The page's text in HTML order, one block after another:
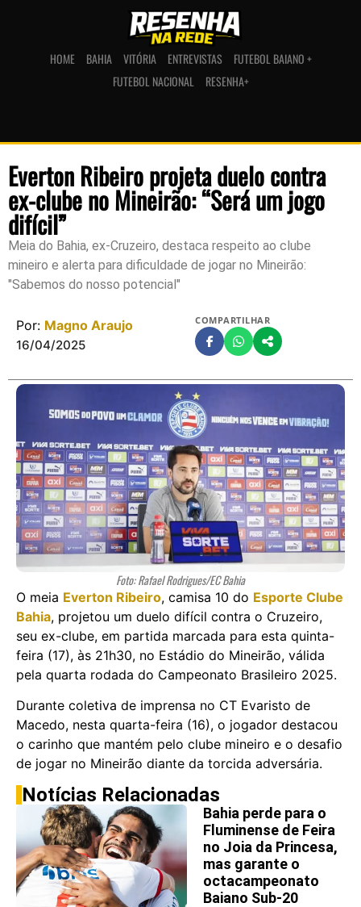
HOME BAHIA VITÓRIA ENTREVISTAS
FUTEBOL BAIANO +
FUTEBOL NACIONAL
RESENHA+
Everton Ribeiro projeta duelo contra
ex-clube no Mineirão: “Será um jogo
difícil”
Meia do Bahia, ex-Cruzeiro, destaca respeito ao clube
mineiro e alerta para dificuldade de jogar no Mineirão:
"Sabemos do nosso potencial"
Por: Magno Araujo
16/04/2025
COMPARTILHAR
Foto: Rafael Rodrigues/EC Bahia
O meia Everton Ribeiro, camisa 10 do Esporte Clube
Bahia, projetou um duelo difícil contra o Cruzeiro,
seu ex-clube, em partida marcada para esta quinta-
feira (17), às 21h30, no Estádio do Mineirão, válida
pela quarta rodada do Campeonato Brasileiro 2025.
Durante coletiva de imprensa no CT Evaristo de
Macedo, nesta quarta-feira (16), o jogador destacou
o carinho que mantém pelo clube mineiro e o desafio
de jogar no Mineirão diante da torcida adversária.
Notícias Relacionadas
Bahia perde para o
Fluminense de Feira
no Joia da Princesa,
mas garante o
octacampeonato
Baiano Sub-20